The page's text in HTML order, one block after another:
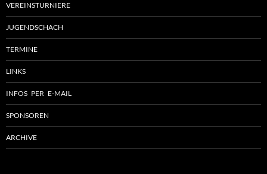
VEREINSTURNIERE
JUGENDSCHACH
TERMINE
LINKS
INFOS PER E-MAIL
SPONSOREN
ARCHIVE